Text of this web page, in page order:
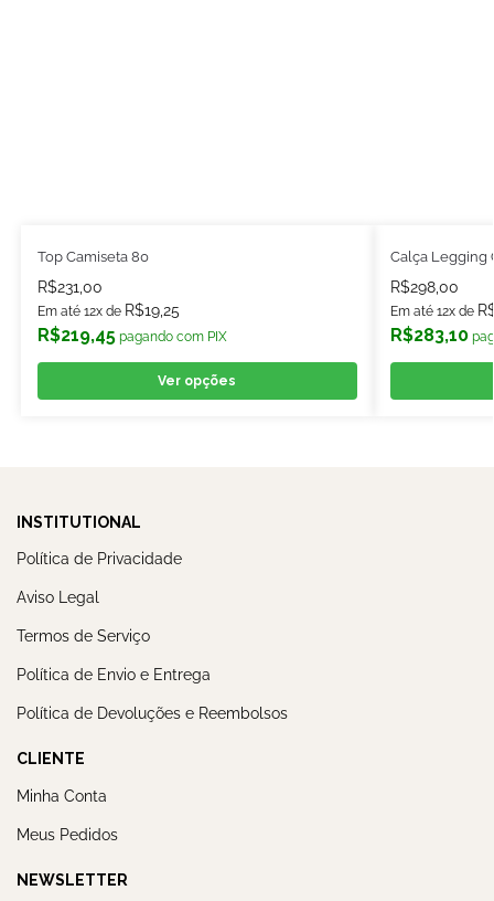
Top Camiseta 80
R$231,00
Em até 12x de R$19,25
R$219,45 pagando com PIX
Ver opções
Calça Legging
R$298,00
Em até 12x de
R$283,10
INSTITUTIONAL
Política de Privacidade
Aviso Legal
Termos de Serviço
Política de Envio e Entrega
Política de Devoluções e Reembolsos
CLIENTE
Minha Conta
Meus Pedidos
NEWSLETTER